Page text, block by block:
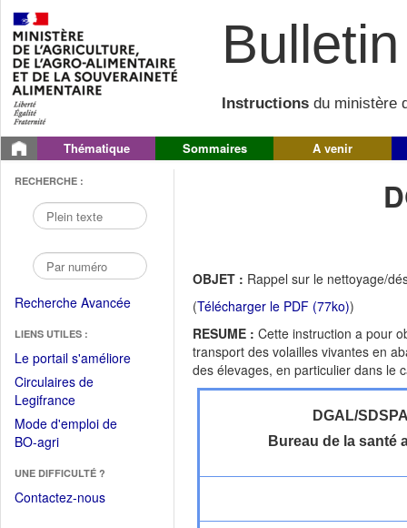
Instructions du ministère
Thématique Sommaires A venir
RECHERCHE :
Recherche Avancée
LIENS UTILES :
Le portail s'améliore(Fichier
Circulaires de
Legifrance(Ouvrir
dans
une
fenêtre)
Mode d'emploi de
BO-agri(Ouvrir
une
nouvelle
UNE DIFFICULTÉ ?
Contactez-nous
OBJET : Rappel sur le nettoyage/
(Télécharger le PDF (77ko))
RESUME : Cette instruction a pour
transport des volailles vivantes en
des élevages, en particulier dans le
DGAL/
Bureau de la santé